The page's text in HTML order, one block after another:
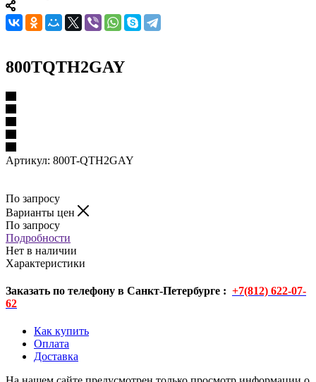
800TQTH2GAY
Артикул: 800T-QTH2GAY
По запросу
Варианты цен
По запросу
Подробности
Нет в наличии
Характеристики
Заказать по телефону в Санкт-Петербурге : +7(812) 622-07-
62
Как купить
Оплата
Доставка